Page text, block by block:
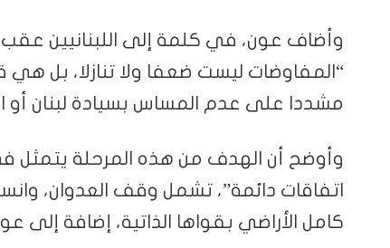
وأضاف عون، في كلمة إلى اللبنانيين عقب
“المفاوضات ليست ضعفا ولا تنازلا، بل هي
مشددا على عدم المساس بسيادة لبنان
وأوضح أن الهدف من هذه المرحلة يتمثل
اتفاقات دائمة”، تشمل وقف العدوان،
كامل الأراضي بقواها الذاتية، إضافة إلى